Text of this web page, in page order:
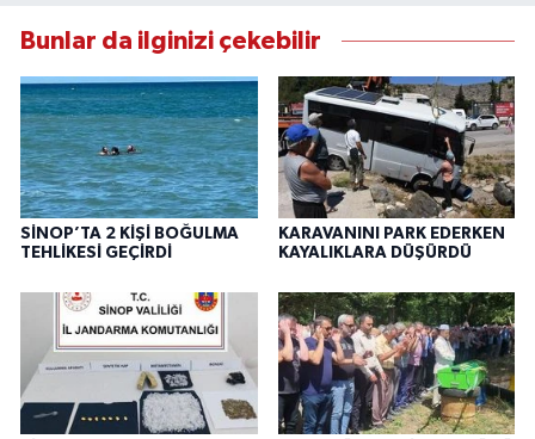
Bunlar da ilginizi çekebilir
SİNOP’TA 2 KİŞİ BOĞULMA
TEHLİKESİ GEÇİRDİ
KARAVANINI PARK EDERKEN
KAYALIKLARA DÜŞÜRDÜ